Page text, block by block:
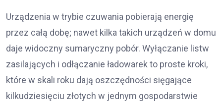
Urządzenia w trybie czuwania pobierają energię
przez całą dobę; nawet kilka takich urządzeń w domu
daje widoczny sumaryczny pobór. Wyłączanie listw
zasilających i odłączanie ładowarek to proste kroki,
które w skali roku dają oszczędności sięgające
kilkudziesięciu złotych w jednym gospodarstwie